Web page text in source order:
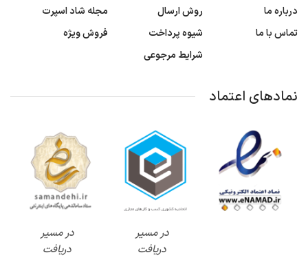
درباره ما
تماس با ما
روش ارسال
شیوه پرداخت
شرایط مرجوعی
مجله شاد اسپرت
فروش ویژه
نمادهای اعتماد
در مسیر
دریافت
در مسیر
دریافت